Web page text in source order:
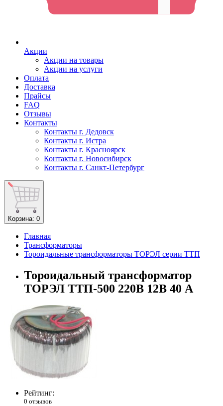
Акции
Акции на товары
Акции на услуги
Оплата
Доставка
Прайсы
FAQ
Отзывы
Контакты
Контакты г. Дедовск
Контакты г. Истра
Контакты г. Красноярск
Контакты г. Новосибирск
Контакты г. Санкт-Петербург
Корзина: 0
Главная
Трансформаторы
Тороидальные трансформаторы ТОРЭЛ серии ТТП
Тороидальный трансформатор
ТОРЭЛ ТТП-500 220В 12В 40 А
Рейтинг:
0 отзывов